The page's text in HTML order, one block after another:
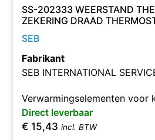
SS-202333 WEERSTAND
ZEKERING DRAAD
SEB
Fabrikant
SEB INTERNATIONAL
Verwarmingselementen voor
Direct leverbaar
€ 15,43 incl. BTW